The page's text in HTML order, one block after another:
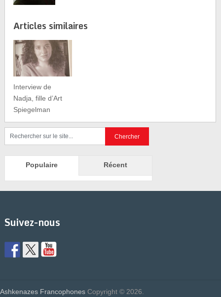
Articles similaires
Interview de
Nadja, fille d’Art
Spiegelman
Populaire Récent
Suivez-nous
Ashkenazes Francophones Copyright © 2026.